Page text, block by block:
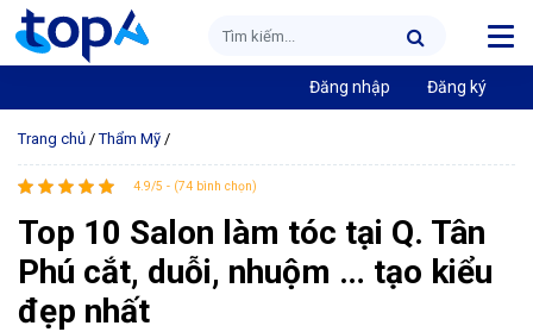
Đăng nhập Đăng ký
Trang chủ /Thẩm Mỹ /
4.9/5 - (74 bình chọn)
Top 10 Salon làm tóc tại Q. Tân
Phú cắt, duỗi, nhuộm … tạo kiểu
đẹp nhất